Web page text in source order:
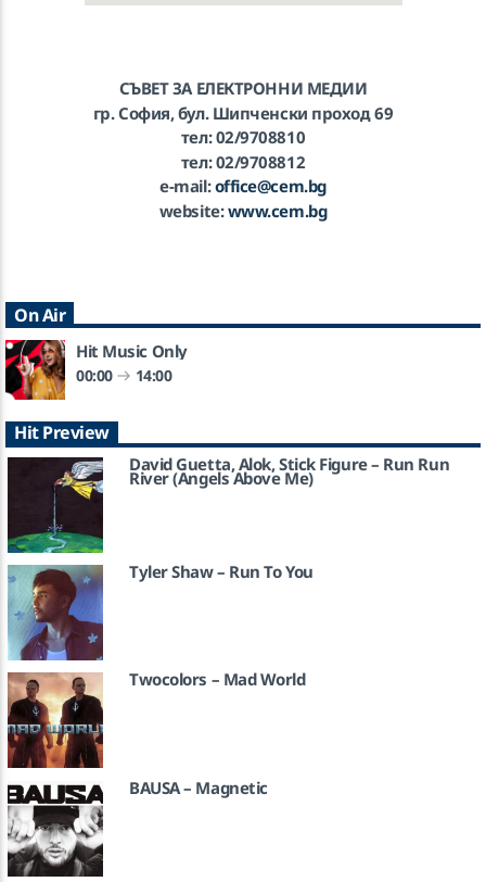
On Air
Hit Music Only
00:00 14:00
Hit Preview
David Guetta, Alok, Stick Figure – Run Run
River (Angels Above Me)
Tyler Shaw – Run To You
Twocolors – Mad World
BAUSA – Magnetic
СЪВЕТ ЗА ЕЛЕКТРОННИ МЕДИИ
гр. София, бул. Шипченски проход 69
тел: 02/9708810
тел: 02/9708812
e-mail:office@cem.bg
website:www.cem.bg